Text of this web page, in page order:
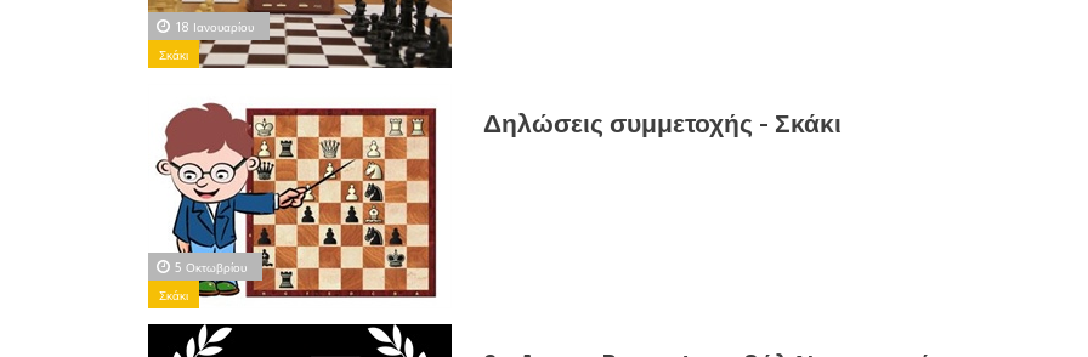
18 Ιανουαρίου
Σκάκι
5 Οκτωβρίου
Σκάκι
Δηλώσεις συμμετοχής - Σκάκι